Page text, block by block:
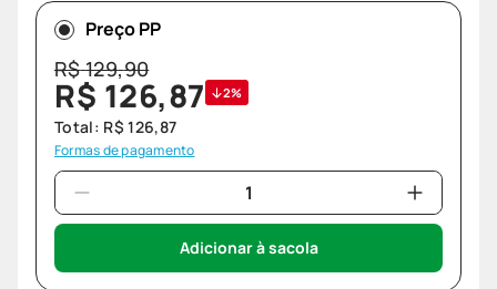
Preço PP
R$129,90
R$ 126,87 2%
Total: R$ 126,87
Formas de pagamento
Adicionar à sacola